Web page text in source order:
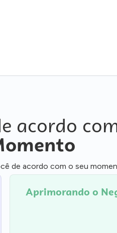
acordo
de acordo com o seu
Aprimorando o